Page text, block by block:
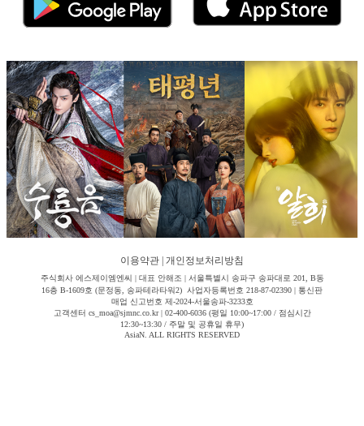
이용약관 개인정보처리방침
주식회사 에스제이엠엔씨 | 대표 안해조 | 서울특별시 송파구 송파대로 201, B동
16층 B-1609호 (문정동, 송파테라타워2) 사업자등록번호 218-87-02390 | 통신판
매업 신고번호 제-2024-서울송파-3233호
고객센터 cs_moa@sjmnc.co.kr | 02-400-6036 (평일 10:00~17:00 / 점심시간
12:30~13:30 / 주말 및 공휴일 휴무)
AsiaN. ALL RIGHTS RESERVED